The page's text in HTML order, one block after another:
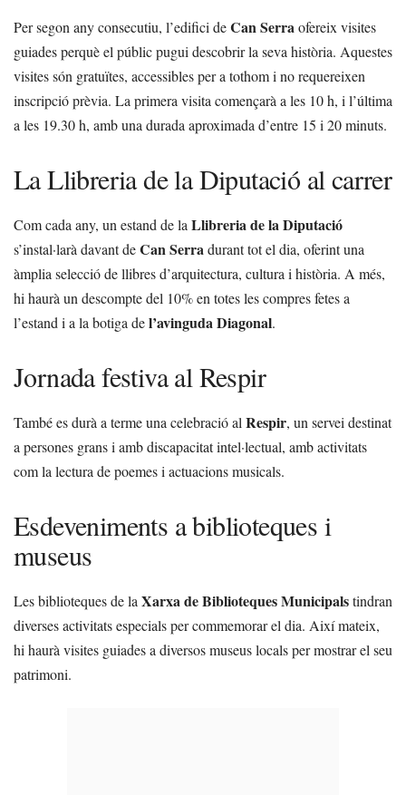
Per segon any consecutiu, l’edifici deCan Serraofereix visites
guiades perquè el públic pugui descobrir la seva història. Aquestes
visites són gratuïtes, accessibles per a tothom i no requereixen
inscripció prèvia. La primera visita començarà a les 10 h, i l’última
a les 19.30 h, amb una durada aproximada d’entre 15 i 20 minuts.
La Llibreria de la Diputació al carrer
Com cada any, un estand de la Llibreria de la Diputació
s’instal·larà davant deCan Serradurant tot el dia, oferint una
àmplia selecció de llibres d’arquitectura, cultura i història. A més,
hi haurà un descompte del 10% en totes les compres fetes a
l’estand i a la botiga del’avinguda Diagonal.
Jornada festiva al Respir
També es durà a terme una celebració al Respir, un servei destinat
a persones grans i amb discapacitat intel·lectual, amb activitats
com la lectura de poemes i actuacions musicals.
Esdeveniments a biblioteques i
museus
Les biblioteques de la Xarxa de Biblioteques Municipalstindran
diverses activitats especials per commemorar el dia. Així mateix,
hi haurà visites guiades a diversos museus locals per mostrar el seu
patrimoni.